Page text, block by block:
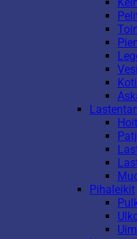
Pihaleikit